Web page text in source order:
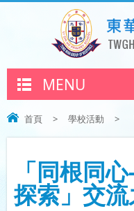
MENU
首頁 > 學校活動 >
「同根同
探索」交